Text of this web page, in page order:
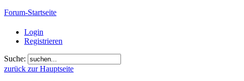
Forum-Startseite
Login
Registrieren
Suche:
zurück zur Hauptseite